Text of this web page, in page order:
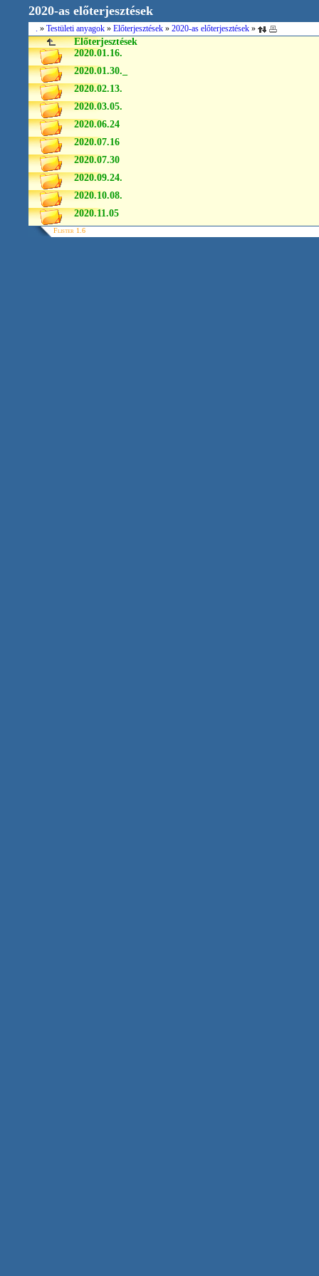
2020-as előterjesztések
. » Testületi anyagok » Előterjesztések » 2020-as előterjesztések »
Előterjesztések
2020.01.16.
2020.01.30._
2020.02.13.
2020.03.05.
2020.06.24
2020.07.16
2020.07.30
2020.09.24.
2020.10.08.
2020.11.05
Flister 1.6